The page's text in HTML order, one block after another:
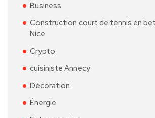
Business
Construction court de tennis en
Nice
Crypto
cuisiniste Annecy
Décoration
Énergie